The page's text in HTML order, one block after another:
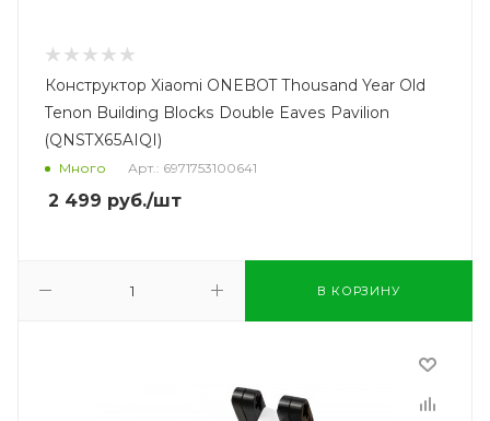
Конструктор Xiaomi ONEBOT Thousand Year Old
Tenon Building Blocks Double Eaves Pavilion
(QNSTX65AIQI)
Много Арт.: 6971753100641
2 499 руб./шт
В КОРЗИНУ